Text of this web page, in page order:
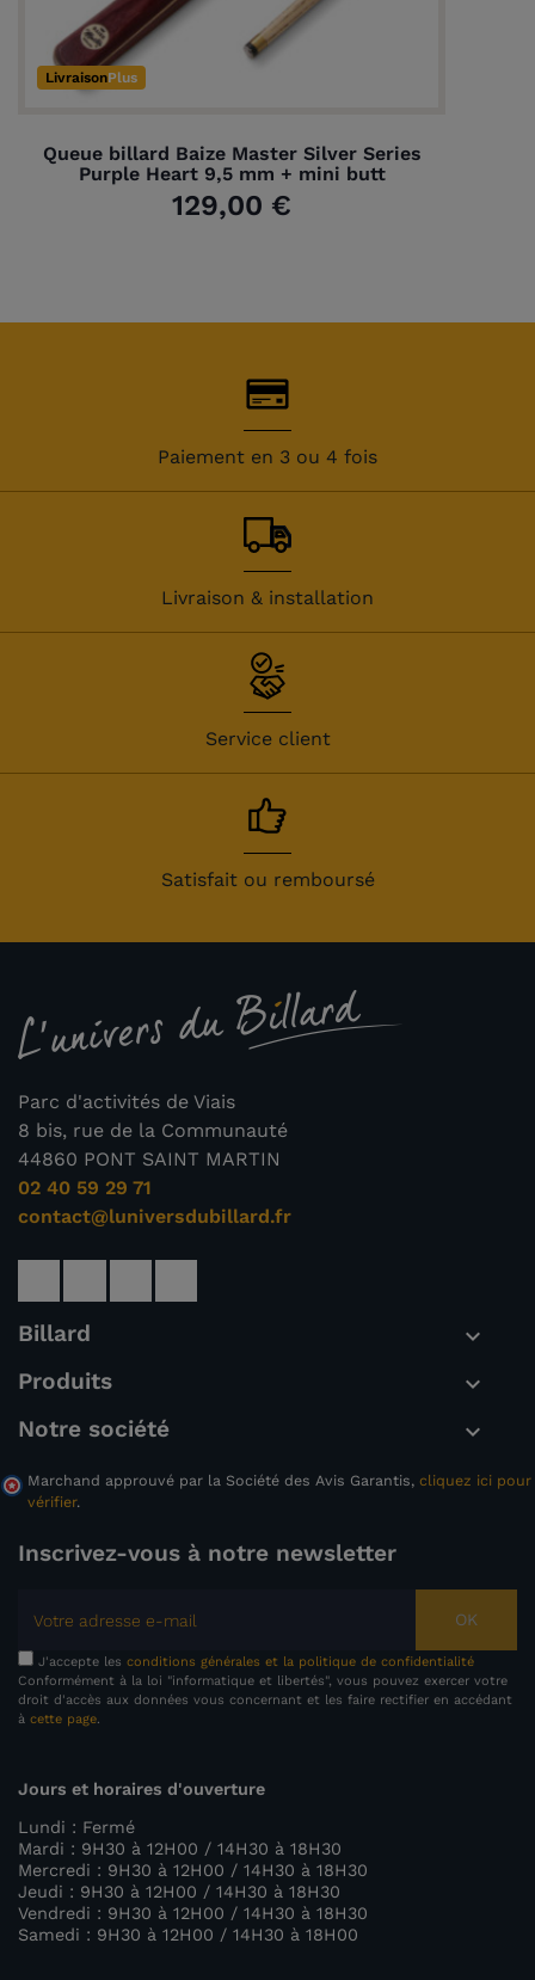
LivraisonPlus
Queue billard Baize Master Silver Series
Purple Heart 9,5 mm + mini butt
129,00 €
Paiement en 3 ou 4 fois
Livraison & installation
Service client
Satisfait ou remboursé
Parc d'activités de Viais
8 bis, rue de la Communauté
44860 PONT SAINT MARTIN
02 40 59 29 71
contact@luniversdubillard.fr
Billard 
Produits 
Notre société 
Marchand approuvé par la Société des Avis Garantis, cliquez ici pour
vérifier.
Inscrivez-vous à notre newsletter
OK
J'accepte les conditions générales et la politique de confidentialité
Conformément à la loi "informatique et libertés", vous pouvez exercer votre
droit d'accès aux données vous concernant et les faire rectifier en accédant
à cette page.
Jours et horaires d'ouverture
Lundi : Fermé
Mardi : 9H30 à 12H00 / 14H30 à 18H30
Mercredi : 9H30 à 12H00 / 14H30 à 18H30
Jeudi : 9H30 à 12H00 / 14H30 à 18H30
Vendredi : 9H30 à 12H00 / 14H30 à 18H30
Samedi : 9H30 à 12H00 / 14H30 à 18H00